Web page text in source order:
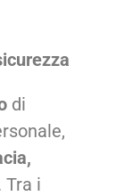
di
Tra i